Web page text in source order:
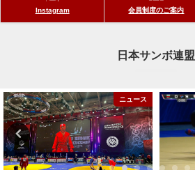
Instagram 会員制度のご案内
日本サンボ連盟
ニュース